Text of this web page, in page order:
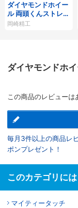
ダイヤモンドホイー
ル 両頭くんストレー
ト型
岡崎精工
ダイヤモンドホ
この商品のレビューは
毎月3件以上の商品レ
ポンプレゼント！
このカテゴリに
マイティータッチ